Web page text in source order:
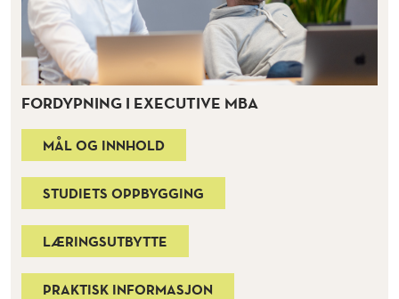
FORDYPNING I EXECUTIVE MBA
MÅL OG INNHOLD
STUDIETS OPPBYGGING
LÆRINGSUTBYTTE
PRAKTISK INFORMASJON